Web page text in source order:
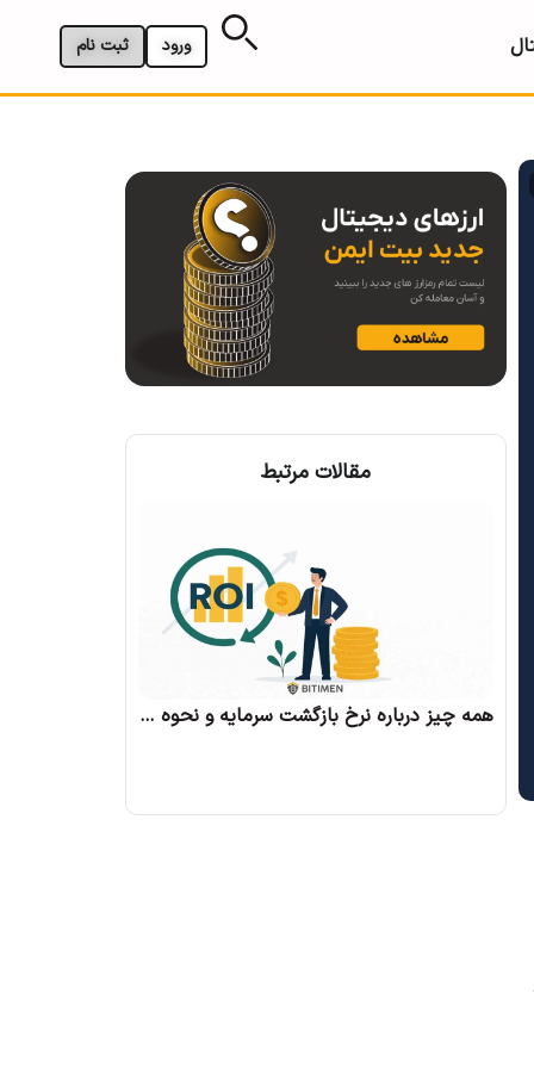
ثبت نام ورود
مقالات مرتبط
همه چیز درباره نرخ بازگشت سرمایه و نحوه محاسبه آن